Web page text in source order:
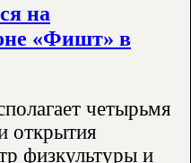
на
«Фишт» в
четырьмя
открытия
физкультуры и